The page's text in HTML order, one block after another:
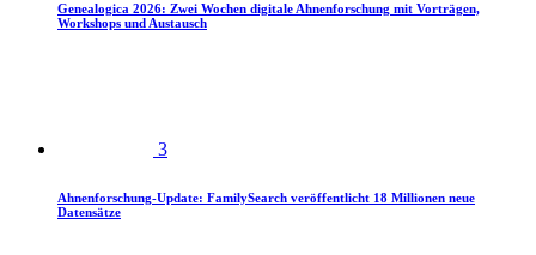
Genealogica 2026: Zwei Wochen digitale Ahnenforschung mit Vorträgen,
Workshops und Austausch
3
Ahnenforschung-Update: FamilySearch veröffentlicht 18 Millionen neue
Datensätze